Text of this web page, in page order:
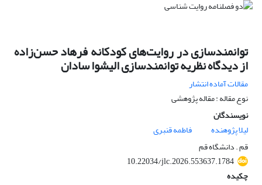
توانمندسازی در روایت‌های کودکانه فرهاد حسن‌زاده
از دیدگاه نظریه توانمندسازی الیشوا سادان
مقالات آماده انتشار
نوع مقاله : مقاله پژوهشی
نویسندگان
لیلا پژوهنده
فاطمه قنبری
قم . دانشگاه قم
10.22034/jlc.2026.553637.1784
چکیده